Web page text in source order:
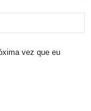
vez que eu